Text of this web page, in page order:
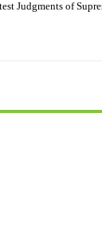
Judgments of